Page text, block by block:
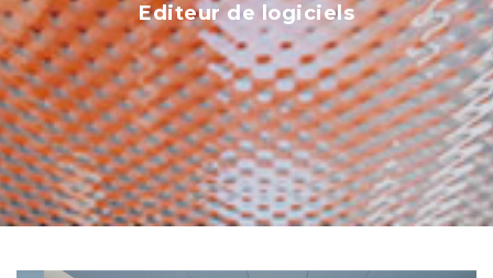
Editeur de logiciels